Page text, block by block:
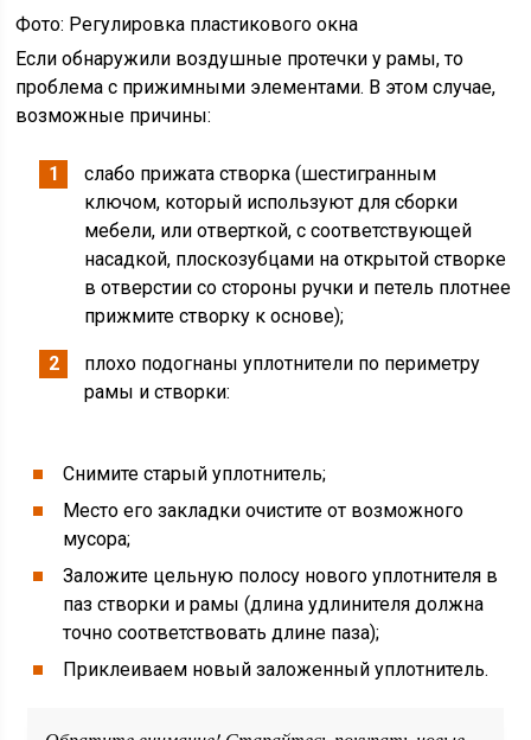
Фото: Регулировка пластикового окна
Если обнаружили воздушные протечки у рамы, то
проблема с прижимными элементами. В этом случае,
возможные причины:
слабо прижата створка (шестигранным
ключом, который используют для сборки
мебели, или отверткой, с соответствующей
насадкой, плоскозубцами на открытой створке
в отверстии со стороны ручки и петель плотнее
прижмите створку к основе);
плохо подогнаны уплотнители по периметру
рамы и створки:
Снимите старый уплотнитель;
Место его закладки очистите от возможного
мусора;
Заложите цельную полосу нового уплотнителя в
паз створки и рамы (длина удлинителя должна
точно соответствовать длине паза);
Приклеиваем новый заложенный уплотнитель.